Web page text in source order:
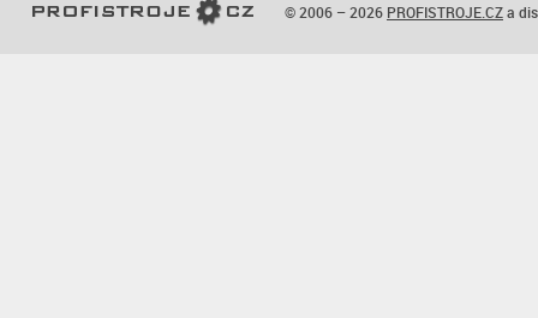
© 2006 – 2026 PROFISTROJE.CZa